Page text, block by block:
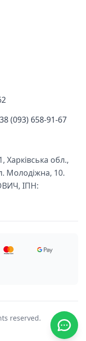
(093) 658-91-67
Харківська обл.,
Молодіжна, 10.
ІПН:
reserved.